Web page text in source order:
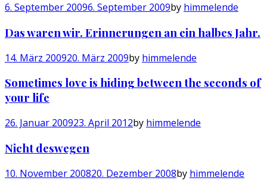
6. September 20096. September 2009by himmelende
Das waren wir. Erinnerungen an ein halbes Jahr.
14. März 200920. März 2009by himmelende
Sometimes love is hiding between the seconds of
your life
26. Januar 200923. April 2012by himmelende
Nicht deswegen
10. November 200820. Dezember 2008by himmelende